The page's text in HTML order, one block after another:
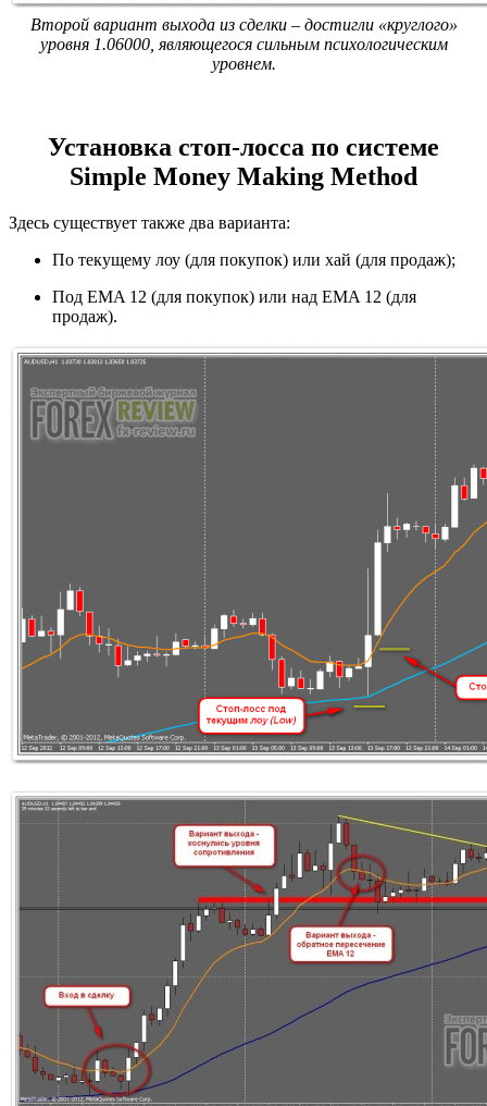
Второй вариант выхода из сделки – достигли «круглого»
уровня 1.06000, являющегося сильным психологическим
уровнем.
Установка стоп-лосса по системе
Simple Money Making Method
Здесь существует также два варианта:
По текущему лоу (для покупок) или хай (для продаж);
Под EMA 12 (для покупок) или над EMA 12 (для
продаж).